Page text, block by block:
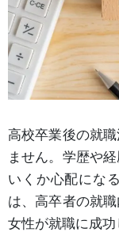
高校卒業後の就
ません。学歴や
いくか心配にな
は、高卒者の就
女性が就職に成功